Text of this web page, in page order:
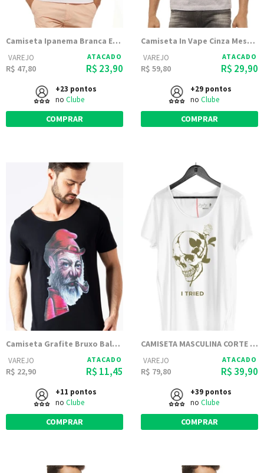
Camiseta Ipanema Branca Estampada
VAREJO
R$ 47,80
ATACADO
R$ 23,90
+23 pontos
no Clube
COMPRAR
Camiseta In Vape Cinza Mescla Estampada
VAREJO
R$ 59,80
ATACADO
R$ 29,90
+29 pontos
no Clube
COMPRAR
Camiseta Grafite Bruxo Balzak - Preta
VAREJO
R$ 22,90
ATACADO
R$ 11,45
+11 pontos
no Clube
COMPRAR
CAMISETA MASCULINA CORTE A FIO - PODER
VAREJO
R$ 79,80
ATACADO
R$ 39,90
+39 pontos
no Clube
COMPRAR